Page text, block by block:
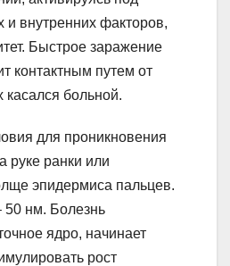
внутренних факторов,
Быстрое заражение
контактным путем от
касался больной.
для проникновения
руке ранки или
эпидермиса пальцев.
50 нм. Болезнь
ядро, начинает
рост